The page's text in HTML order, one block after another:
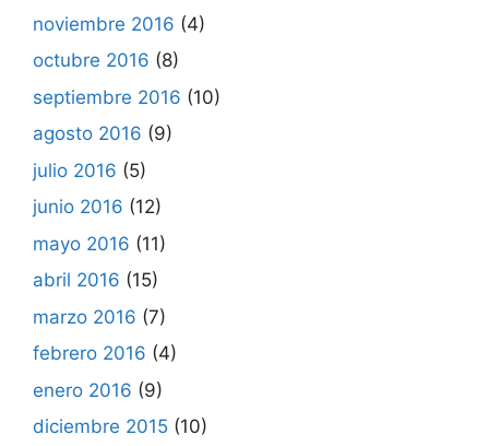
noviembre 2016 (4)
octubre 2016 (8)
septiembre 2016 (10)
agosto 2016 (9)
julio 2016 (5)
junio 2016 (12)
mayo 2016 (11)
abril 2016 (15)
marzo 2016 (7)
febrero 2016 (4)
enero 2016 (9)
diciembre 2015 (10)